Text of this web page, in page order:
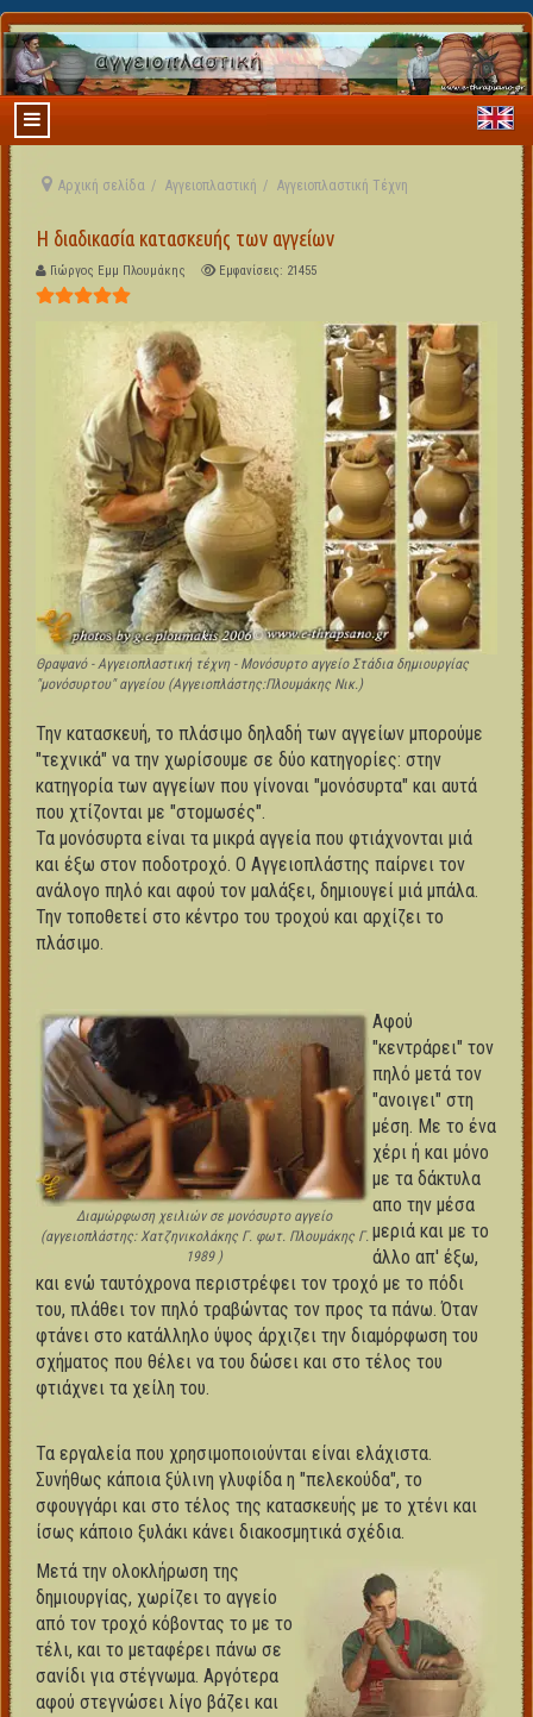
Αρχική σελίδα Αγγειοπλαστική Αγγειοπλαστική Τέχνη
Η διαδικασία κατασκευής των αγγείων
Γιώργος Εμμ Πλουμάκης Εμφανίσεις: 21455
Αξιολόγηση Χρήστη:
Θραψανό - Αγγειοπλαστική τέχνη - Μονόσυρτο αγγείο Στάδια δημιουργίας
"μονόσυρτου" αγγείου (Αγγειοπλάστης:Πλουμάκης Νικ.)
Την κατασκευή, το πλάσιμο δηλαδή των αγγείων μπορούμε
"τεχνικά" να την χωρίσουμε σε δύο κατηγορίες: στην
κατηγορία των αγγείων που γίνοναι "μονόσυρτα" και αυτά
που χτίζονται με "στομωσές".
Τα μονόσυρτα είναι τα μικρά αγγεία που φτιάχνονται μιά
και έξω στον ποδοτροχό. Ο Αγγειοπλάστης παίρνει τον
ανάλογο πηλό και αφού τον μαλάξει, δημιουγεί μιά μπάλα.
Την τοποθετεί στο κέντρο του τροχού και αρχίζει το
πλάσιμο.
Διαμώρφωση χειλιών σε μονόσυρτο αγγείο
(αγγειοπλάστης: Χατζηνικολάκης Γ. φωτ. Πλουμάκης Γ.
1989 )
Αφού
"κεντράρει" τον
πηλό μετά τον
"ανοιγει" στη
μέση. Με το ένα
χέρι ή και μόνο
με τα δάκτυλα
απο την μέσα
μεριά και με το
άλλο απ' έξω,
και ενώ ταυτόχρονα περιστρέφει τον τροχό με το πόδι
του, πλάθει τον πηλό τραβώντας τον προς τα πάνω. Όταν
φτάνει στο κατάλληλο ύψος άρχιζει την διαμόρφωση του
σχήματος που θέλει να του δώσει και στο τέλος του
φτιάχνει τα χείλη του.
Τα εργαλεία που χρησιμοποιούνται είναι ελάχιστα.
Συνήθως κάποια ξύλινη γλυφίδα η "πελεκούδα", το
σφουγγάρι και στο τέλος της κατασκευής με το χτένι και
ίσως κάποιο ξυλάκι κάνει διακοσμητικά σχέδια.
Μετά την ολοκλήρωση της
δημιουργίας, χωρίζει το αγγείο
από τον τροχό κόβοντας το με το
τέλι, και το μεταφέρει πάνω σε
σανίδι για στέγνωμα. Αργότερα
αφού στεγνώσει λίγο βάζει και